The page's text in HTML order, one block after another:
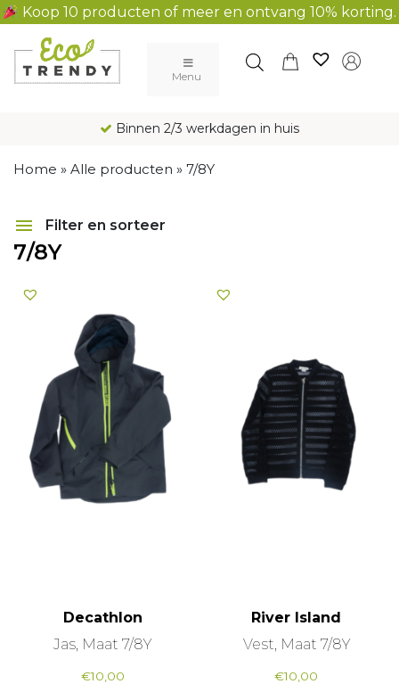
Koop 10 producten of meer en ontvang 10% korting.
Main Navigation
Menu
Binnen 2/3 werkdagen in huis
Home » Alle producten » 7/8Y
Filter en sorteer
7/8Y
Decathlon
Jas, Maat 7/8Y
€10,00
River Island
Vest, Maat 7/8Y
€10,00